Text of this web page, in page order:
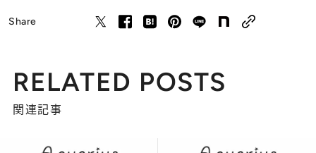
Share
RELATED POSTS
関連記事